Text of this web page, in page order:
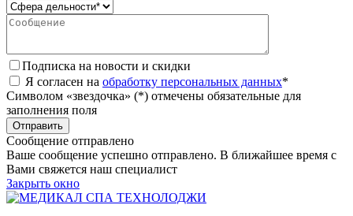
Подписка на новости и скидки
Я согласен на обработку персональных данных*
Символом «звездочка» (*) отмечены обязательные для
заполнения поля
Сообщение отправлено
Ваше сообщение успешно отправлено. В ближайшее время с
Вами свяжется наш специалист
Закрыть окно